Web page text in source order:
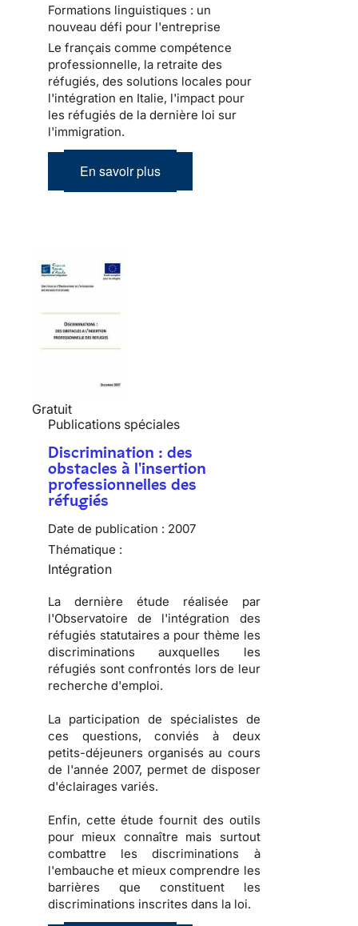
Formations linguistiques : un
nouveau défi pour l'entreprise
Le français comme compétence
professionnelle, la retraite des
réfugiés, des solutions locales pour
l'intégration en Italie, l'impact pour
les réfugiés de la dernière loi sur
l'immigration.
En savoir plus
Gratuit
Publications spéciales
Discrimination : des
obstacles à l'insertion
professionnelles des
réfugiés
Date de publication : 2007
Thématique :
Intégration
La dernière étude réalisée par
l'Observatoire de l'intégration des
réfugiés statutaires a pour thème les
discriminations auxquelles les
réfugiés sont confrontés lors de leur
recherche d'emploi.
La participation de spécialistes de
ces questions, conviés à deux
petits-déjeuners organisés au cours
de l'année 2007, permet de disposer
d'éclairages variés.
Enfin, cette étude fournit des outils
pour mieux connaître mais surtout
combattre lesdiscriminations à
l'embauche et mieux comprendre les
barrières que constituent les
discriminations inscrites dans la loi.